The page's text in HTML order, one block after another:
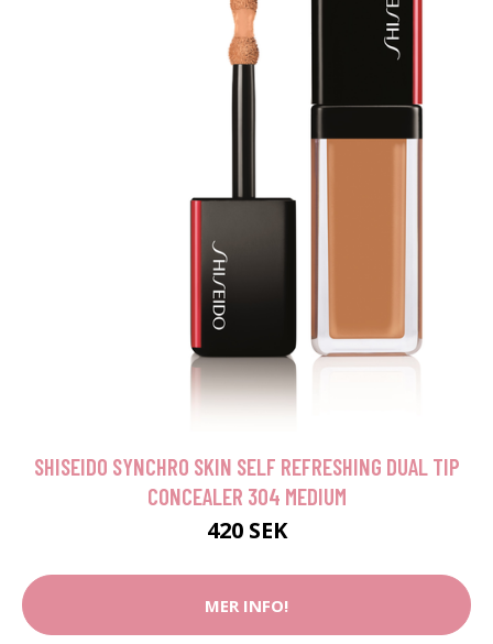
SHISEIDO SYNCHRO SKIN SELF REFRESHING DUAL TIP
CONCEALER 304 MEDIUM
420 SEK
MER INFO!